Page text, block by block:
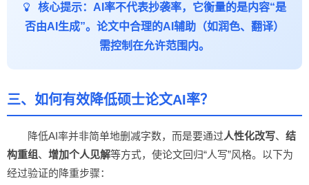
核心提示：AI率不代表抄袭率，它衡量的是内容“是
否由AI生成”。论文中合理的AI辅助（如润色、翻译）
需控制在允许范围内。
三、如何有效降低硕士论文AI率？
降低AI率并非简单地删减字数，而是要通过人性化改写、 结
构重组 、 增加个人见解等方式，使论文回归“人写”风格。以下为
经过验证的降重步骤：